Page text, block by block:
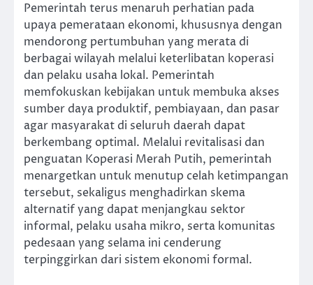
Pemerintah terus menaruh perhatian pada
upaya pemerataan ekonomi, khususnya dengan
mendorong pertumbuhan yang merata di
berbagai wilayah melalui keterlibatan koperasi
dan pelaku usaha lokal. Pemerintah
memfokuskan kebijakan untuk membuka akses
sumber daya produktif, pembiayaan, dan pasar
agar masyarakat di seluruh daerah dapat
berkembang optimal. Melalui revitalisasi dan
penguatan Koperasi Merah Putih, pemerintah
menargetkan untuk menutup celah ketimpangan
tersebut, sekaligus menghadirkan skema
alternatif yang dapat menjangkau sektor
informal, pelaku usaha mikro, serta komunitas
pedesaan yang selama ini cenderung
terpinggirkan dari sistem ekonomi formal.